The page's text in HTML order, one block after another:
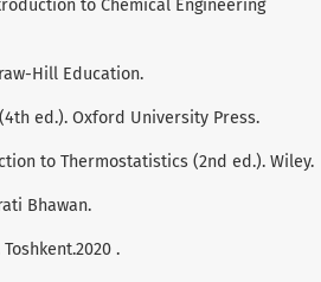
to Chemical Engineering
Hill Education.
ed.). Oxford University Press.
to Thermostatistics (2nd ed.). Wiley.
Bhawan.
.